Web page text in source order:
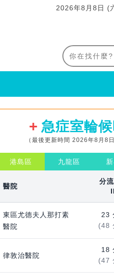
2026年8月8日 (
急症室輪
（最後更新時間 2026年8月8
港島區 九龍區
醫院
分
東區尤德夫人那打素
醫院
23
(48
律敦治醫院
18
(47